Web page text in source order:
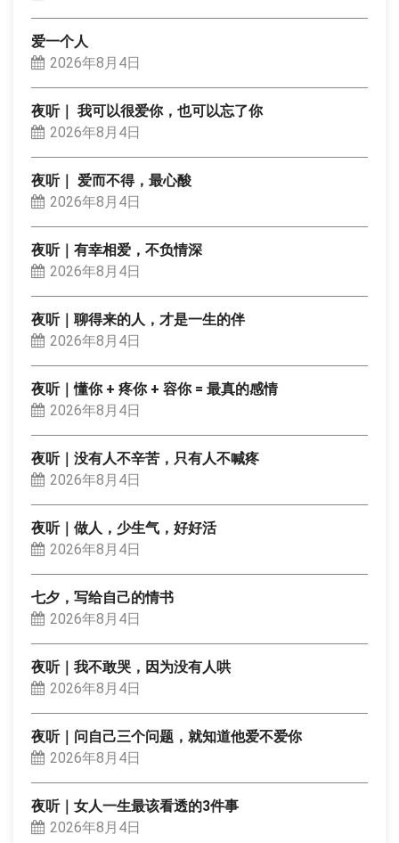
爱一个人
2026年8月4日
夜听｜ 我可以很爱你，也可以忘了你
2026年8月4日
夜听｜ 爱而不得，最心酸
2026年8月4日
夜听｜有幸相爱，不负情深
2026年8月4日
夜听｜聊得来的人，才是一生的伴
2026年8月4日
夜听｜懂你 + 疼你 + 容你 = 最真的感情
2026年8月4日
夜听｜没有人不辛苦，只有人不喊疼
2026年8月4日
夜听｜做人，少生气，好好活
2026年8月4日
七夕，写给自己的情书
2026年8月4日
夜听｜我不敢哭，因为没有人哄
2026年8月4日
夜听｜问自己三个问题，就知道他爱不爱你
2026年8月4日
夜听｜女人一生最该看透的3件事
2026年8月4日